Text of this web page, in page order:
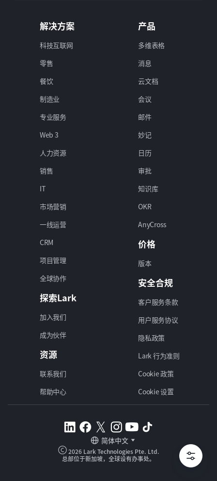
解决方案
科技互联网
零售
餐饮
制造业
专业服务
Web 3
人力资源
销售
IT
市场营销
一线运营
CRM
项目管理
全球协作
探索Lark
加入我们
成为伙伴
资源
联系我们
帮助中心
产品
多维表格
消息
云文档
会议
邮件
妙记
日历
审批
知识库
OKR
AnyCross
价格
版本
安全合规
客户服务条款
用户服务协议
隐私政策
Lark 行为准则
Cookie 政策
Cookie 设置
2026 Lark Technologies Pte. Ltd.
总部位于新加坡，全球设有办事处。
简体中文